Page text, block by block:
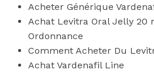
Acheter Générique
Achat Levitra Oral Jelly 20
Ordonnance
Comment Acheter Du
Achat Vardenafil Line